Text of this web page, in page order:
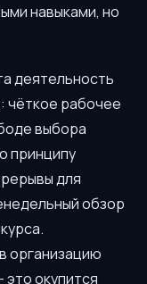
навыками, но
деятельность
чёткое рабочее
выбора
принципу
для
обзор
организацию
окупится